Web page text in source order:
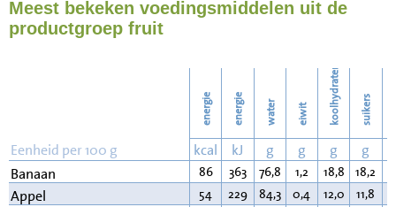
Strijken 23
26
Meest bekeken voedingsmiddelen uit de
productgroep fruit
energie energie water eiwit koolhydraten suikers
Eenheid per 100 g kcal kJ g g g g
Banaan
86 363 76,8 1,2 18,8 18,2
Appel 54 229 84,3 0,4 12,0 11,8